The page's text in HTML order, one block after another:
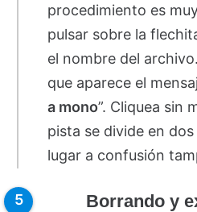
procedimiento es
pulsar sobre la
el nombre del
que aparece el
a mono”. Cliquea sin
pista se divide en
lugar a confusión
Borrando y